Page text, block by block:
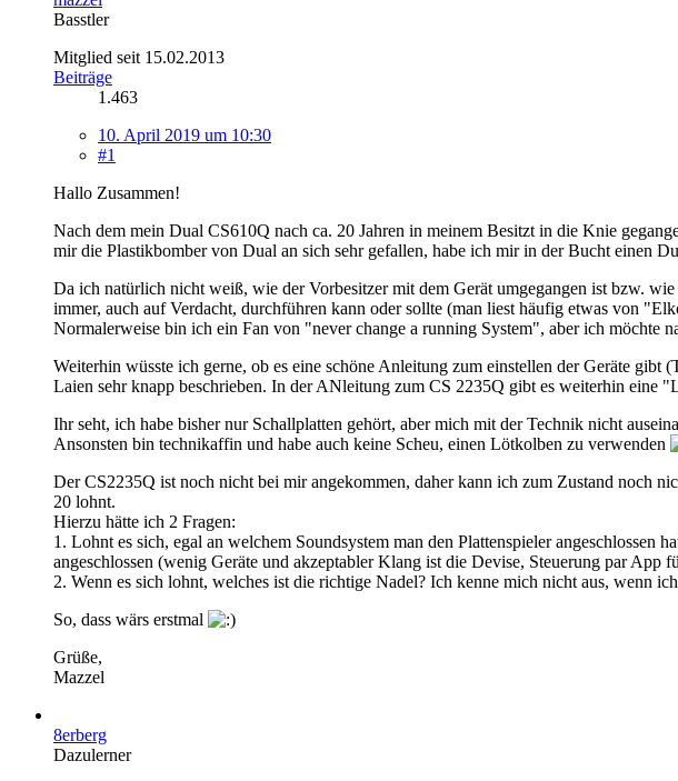
Basstler
Mitglied seit 15.02.2013
Beiträge
1.463
10. April 2019 um 10:30
#1
Hallo Zusammen!
Nach dem mein Dual CS610Q nach ca. 20 Jahren in meinem Besitzt in die Knie
mir die Plastikbomber von Dual an sich sehr gefallen, habe ich mir in der Bucht einen
Da ich natürlich nicht weiß, wie der Vorbesitzer mit dem Gerät umgegangen ist bzw.
immer, auch auf Verdacht, durchführen kann oder sollte (man liest häufig etwas von
Normalerweise bin ich ein Fan von "never change a running System", aber ich möchte
Weiterhin wüsste ich gerne, ob es eine schöne Anleitung zum einstellen der Geräte
Laien sehr knapp beschrieben. In der ANleitung zum CS 2235Q gibt es weiterhin eine
Ihr seht, ich habe bisher nur Schallplatten gehört, aber mich mit der Technik nicht
Ansonsten bin technikaffin und habe auch keine Scheu, einen Lötkolben zu verwenden
Der CS2235Q ist noch nicht bei mir angekommen, daher kann ich zum Zustand noch
20 lohnt.
Hierzu hätte ich 2 Fragen:
1. Lohnt es sich, egal an welchem Soundsystem man den Plattenspieler
angeschlossen (wenig Geräte und akzeptabler Klang ist die Devise, Steuerung par App
2. Wenn es sich lohnt, welches ist die richtige Nadel? Ich kenne mich nicht aus, wenn
So, dass wärs erstmal
Grüße,
Mazzel
8erberg
Dazulerner